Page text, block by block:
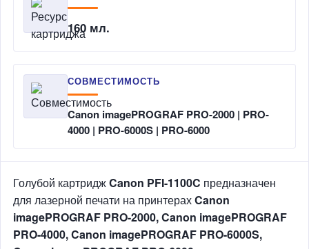
160 мл.
СОВМЕСТИМОСТЬ
Canon imagePROGRAF PRO-2000 | PRO-
4000 | PRO-6000S | PRO-6000
Голубой картриджCanon PFI-1100C предназначен
для лазерной печати на принтерахCanon
imagePROGRAF PRO-2000, Canon imagePROGRAF
PRO-4000, Canon imagePROGRAF PRO-6000S,